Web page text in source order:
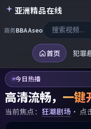
亚洲精品在线
首页 犯罪
商务BBAAseo
今日热播
高清流畅， 一键
当前焦点： 狂潮剧场 · 点